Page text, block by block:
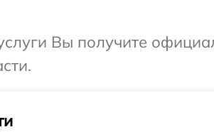
Вы получите